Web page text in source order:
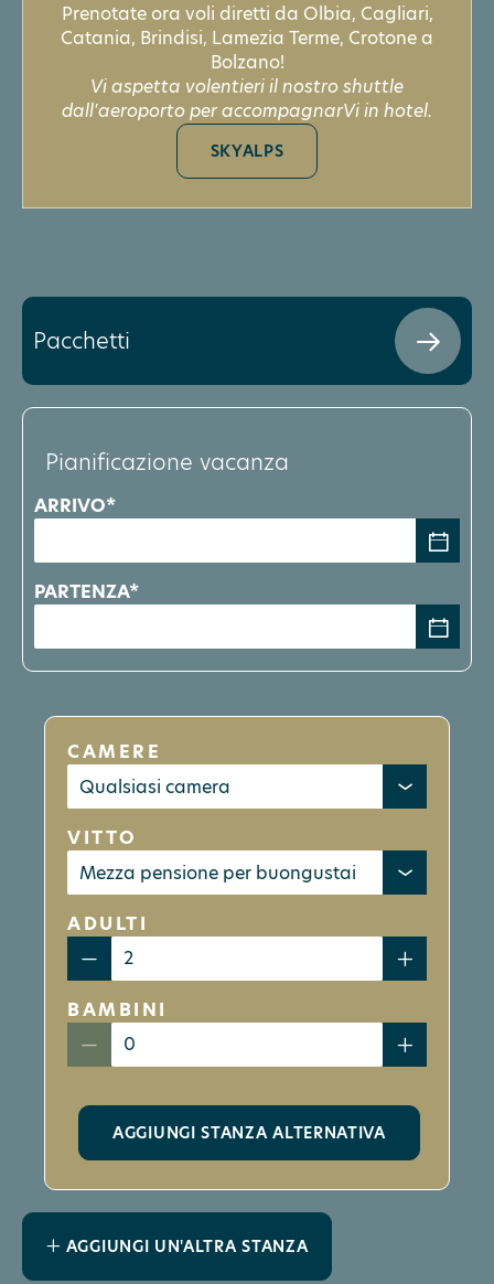
Prenotate ora voli diretti da Olbia, Cagliari,
Catania, Brindisi, Lamezia Terme, Crotone a
Bolzano!
Vi aspetta volentieri il nostro shuttle
dall'aeroporto per accompagnarVi in hotel.
SKYALPS
Pacchetti
Pianificazione vacanza
ARRIVO*
PARTENZA*
CAMERE
VITTO
ADULTI
BAMBINI
AGGIUNGI STANZA ALTERNATIVA
AGGIUNGI UN'ALTRA STANZA